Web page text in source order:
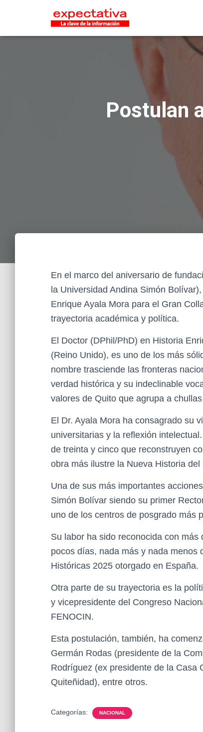
Postulan
En el marco del aniversario de
la Universidad Andina Simón
Enrique Ayala Mora para el Gran
trayectoria académica y política.
El Doctor (DPhil/PhD) en Historia
(Reino Unido), es uno de los más
nombre trasciende las fronteras
verdad histórica y su indeclinable
valores de Quito que agrupa a
El Dr. Ayala Mora ha consagrado su
universitarias y la reflexión
de treinta y cinco que reconstruyen
obra más ilustre la Nueva Historia del
Una de sus más importantes
Simón Bolívar siendo su primer
uno de los centros de posgrado más
Su labor ha sido reconocida con
pocos días, nada más y nada menos
Históricas 2025 otorgado en España.
Otra parte de su trayectoria es la
y vicepresidente del Congreso
FENOCIN.
Esta postulación, también, ha
Germán Rodas (presidente de la
Rodríguez (ex presidente de la Casa
Quiteñidad), entre otros.
Categorías: NACIONAL